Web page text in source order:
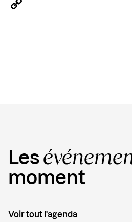
LinkedIn
Les
moment
Voir tout l'agenda